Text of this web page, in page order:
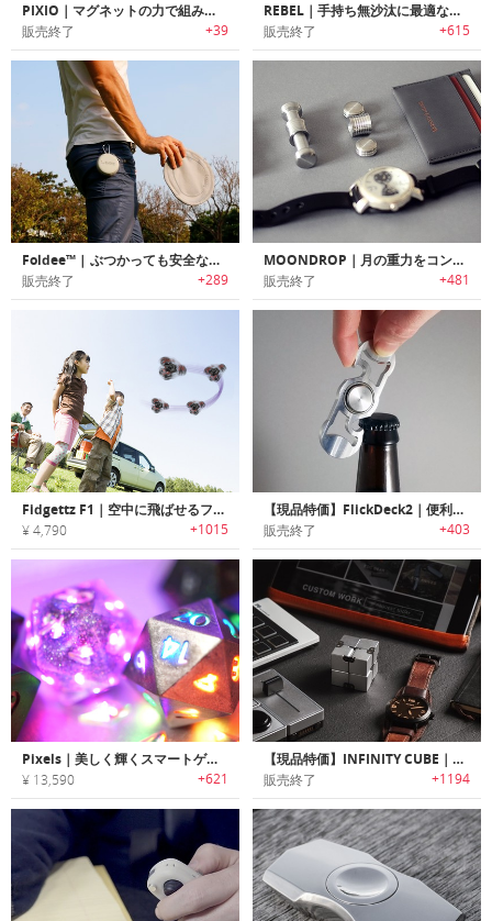
PIXIO｜マグネットの力で組み立てるピクセルアートブロック「ピクシオ」
販売終了 +39
REBEL｜手持ち無沙汰に最適なハンドスピナー搭載フラッシュライト「レベル」
販売終了 +615
Foldee™ | ぶつかっても安全な新感覚のコンパクトフリスビー「ホールディー」
販売終了 +289
MOONDROP｜月の重力をコンセプトにデザインされた手持ち無沙汰解消に最適なデスクトイ「ムーンドロップ」
販売終了 +481
Fidgettz F1｜空中に飛ばせるフィジェットスピナー「フィジェッツF1」
¥ 4,790 +1015
【現品特価】FlickDeck2｜便利なボトルオープナー付きステンレススチール製フィジットスピナー「フリックデック2」
販売終了 +403
Pixels｜美しく輝くスマートゲーミングダイス「ピクセルズ」
¥ 13,590 +621
【現品特価】INFINITY CUBE｜スタイリッシュに手持ち無沙汰を解消するラグジュアリーフィジィットキューブ「インフィニティキューブ」
販売終了 +1194